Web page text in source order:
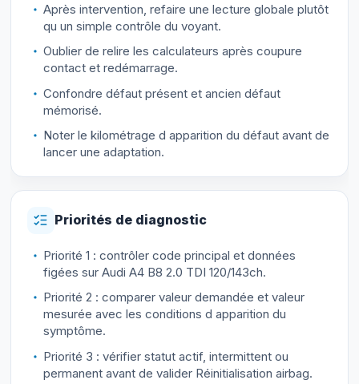
Après intervention, refaire une lecture globale plutôt
qu un simple contrôle du voyant.
Oublier de relire les calculateurs après coupure
contact et redémarrage.
Confondre défaut présent et ancien défaut
mémorisé.
Noter le kilométrage d apparition du défaut avant de
lancer une adaptation.
Priorités de diagnostic
Priorité 1 : contrôler code principal et données
figées sur Audi A4 B8 2.0 TDI 120/143ch.
Priorité 2 : comparer valeur demandée et valeur
mesurée avec les conditions d apparition du
symptôme.
Priorité 3 : vérifier statut actif, intermittent ou
permanent avant de valider Réinitialisation airbag.